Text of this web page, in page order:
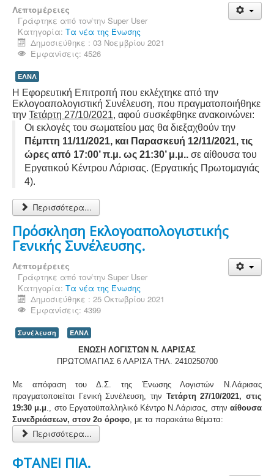
Λεπτομέρειες
Γράφτηκε από τον/την Super User
Κατηγορία: Τα νέα της Ένωσης
Δημοσιεύθηκε : 03 Νοεμβρίου 2021
Εμφανίσεις: 4526
ΕΛΝΛ
Η Εφορευτική Επιτροπή που εκλέχτηκε από την
Εκλογοαπολογιστική Συνέλευση, που πραγματοποιήθηκε
την Τετάρτη 27/10/2021, αφού συσκέφθηκε ανακοινώνει:
Οι εκλογές του σωματείου μας θα διεξαχθούν την
Πέμπτη 11/11/2021, και Παρασκευή 12/11/2021, τις
ώρες από 17:00’ π.μ. ως 21:30’ μ.μ.. σε αίθουσα του
Εργατικού Κέντρου Λάρισας. (Εργατικής Πρωτομαγιάς
4).
Περισσότερα...
Πρόσκληση Εκλογοαπολογιστικής
Γενικής Συνέλευσης.
Λεπτομέρειες
Γράφτηκε από τον/την Super User
Κατηγορία: Τα νέα της Ένωσης
Δημοσιεύθηκε : 25 Οκτωβρίου 2021
Εμφανίσεις: 4399
Συνέλευση
ΕΛΝΛ
ΕΝΩΣΗ ΛΟΓΙΣΤΩΝ Ν. ΛΑΡΙΣΑΣ
ΠΡΩΤΟΜΑΓΙΑΣ 6 ΛΑΡΙΣΑ ΤΗΛ. 2410250700
Με απόφαση του Δ.Σ. της Ένωσης Λογιστών Ν.Λάρισας
πραγματοποιείται Γενική Συνέλευση, την Τετάρτη 27/10/2021, στις
19:30 μ.μ ., στο Εργατοϋπαλληλικό Κέντρο Ν.Λάρισας, στηναίθουσα
Συνεδριάσεων, στον 2ο όροφο , με τα παρακάτω θέματα:
Περισσότερα...
ΦΤΑΝΕΙ ΠΙΑ.